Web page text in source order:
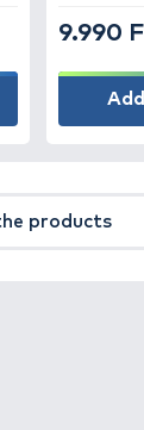
9.990
products